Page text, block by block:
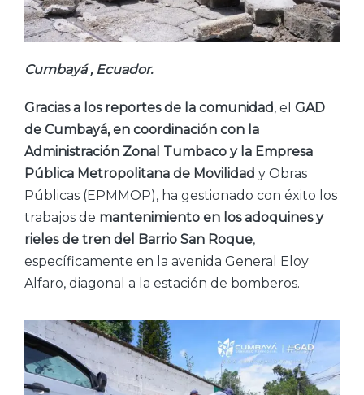
Cumbayá , Ecuador.
Gracias a los reportes de la comunidad, el GAD
de Cumbayá, en coordinación con la
Administración Zonal Tumbaco y la Empresa
Pública Metropolitana de Movilidad y Obras
Públicas (EPMMOP), ha gestionado con éxito los
trabajos de mantenimiento en los adoquines y
rieles de tren del Barrio San Roque,
específicamente en la avenida General Eloy
Alfaro, diagonal a la estación de bomberos.